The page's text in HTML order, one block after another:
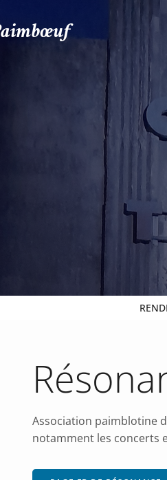
Association paimblotine
notamment les concerts